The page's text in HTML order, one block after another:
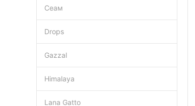
Сеам
Drops
Gazzal
Himalaya
Lana Gatto